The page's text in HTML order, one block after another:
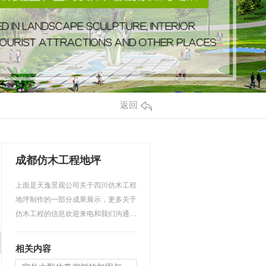
返回
成都仿木工程地坪
上面是天逸景观公司关于四川仿木工程
地坪制作的一部分成果展示，更多关于
仿木工程的信息欢迎来电和我们沟通，
相关内容